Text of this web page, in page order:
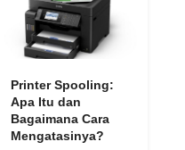
Printer Spooling:
Apa Itu dan
Bagaimana Cara
Mengatasinya?